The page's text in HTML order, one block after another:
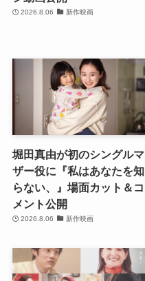
2026.8.06 新作映画
堀田真由が初のシングルマ
ザー役に『私はあなたを知
らない、』場面カット＆コ
メント公開
2026.8.06 新作映画